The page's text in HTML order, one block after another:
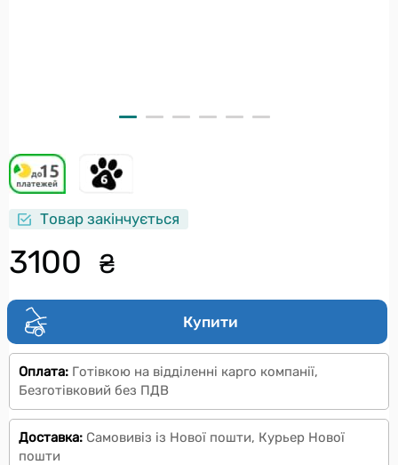
Товар закінчується
3100 ₴
Купити
Оплата: Готівкою на відділенні карго компанії,
Безготівковий без ПДВ
Доставка: Самовивіз із Нової пошти, Курьер Нової
пошти